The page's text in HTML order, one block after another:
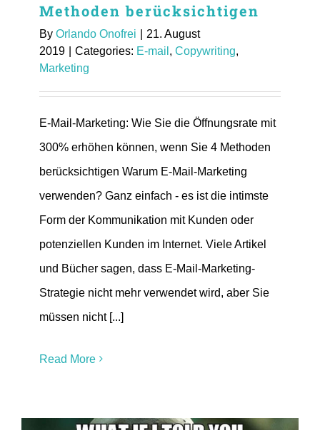
Methoden berücksichtigen
By Orlando Onofrei
21. August
2019
Categories: E-mail , Copywriting,
Marketing
E-Mail-Marketing: Wie Sie die Öffnungsrate mit
300% erhöhen können, wenn Sie 4 Methoden
berücksichtigen Warum E-Mail-Marketing
verwenden? Ganz einfach - es ist die intimste
Form der Kommunikation mit Kunden oder
potenziellen Kunden im Internet. Viele Artikel
und Bücher sagen, dass E-Mail-Marketing-
Strategie nicht mehr verwendet wird, aber Sie
müssen nicht [...]
Read More